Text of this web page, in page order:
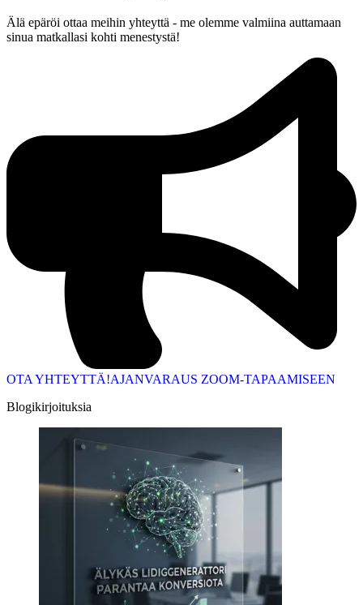
Älä epäröi ottaa meihin yhteyttä - me olemme valmiina auttamaan
sinua matkallasi kohti menestystä!
OTA YHTEYTTÄ!AJANVARAUS ZOOM-TAPAAMISEEN
Blogikirjoituksia